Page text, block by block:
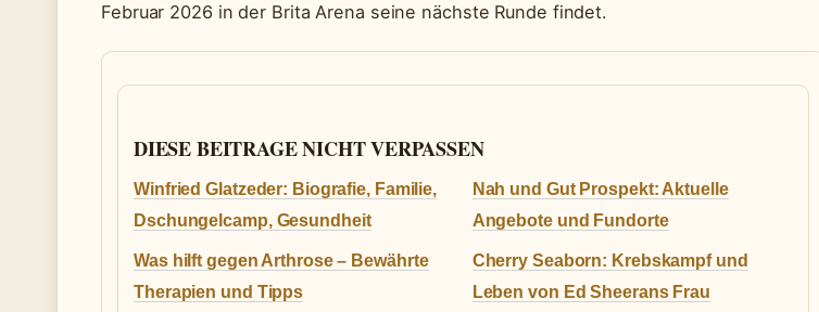
Februar 2026 in der Brita Arena seine nächste Runde findet.
DIESE BEITRAGE NICHT VERPASSEN
Winfried Glatzeder: Biografie, Familie,
Dschungelcamp, Gesundheit
Nah und Gut Prospekt: Aktuelle
Angebote und Fundorte
Was hilft gegen Arthrose – Bewährte
Therapien und Tipps
Cherry Seaborn: Krebskampf und
Leben von Ed Sheerans Frau